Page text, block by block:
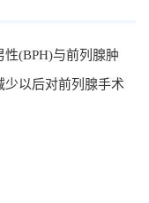
(BPH)与前列腺肿
少以后对前列腺手术